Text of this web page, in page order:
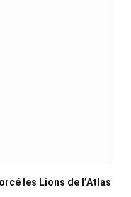
les Lions de l’Atlas